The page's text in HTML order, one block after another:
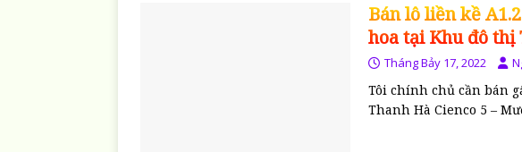
Bán lô liền kề
hoa tại Khu đô thị
Tháng Bảy 17, 2022
Tôi chính chủ cần bán
Thanh Hà Cienco 5 –